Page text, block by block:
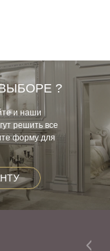
?
и наши
решить все
форму для